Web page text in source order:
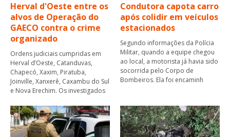
Herval d'Oeste entre os
alvos de Operação do
GAECO contra o crime
organizado
Ordens judiciais cumpridas em
Herval d’Oeste, Catanduvas,
Chapecó, Xaxim, Piratuba,
Joinville, Xanxerê, Caxambu do Sul
e Nova Erechim. Os investigados
Condutora capota carro
após colidir em veículos
estacionados
Segundo informações da Polícia
Militar, quando a equipe chegou
ao local, a motorista já havia sido
socorrida pelo Corpo de
Bombeiros. Ela foi encaminh